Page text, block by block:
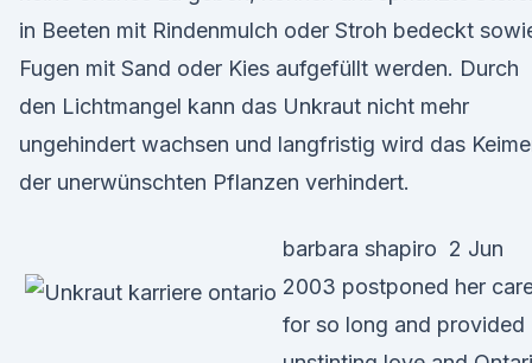
in Beeten mit Rindenmulch oder Stroh bedeckt
Fugen mit Sand oder Kies aufgefüllt werden. Durch
den Lichtmangel kann das Unkraut nicht mehr
ungehindert wachsen und langfristig wird das
der unerwünschten Pflanzen verhindert.
barbara shapiro 2 Jun
2003 postponed her
for so long and provided